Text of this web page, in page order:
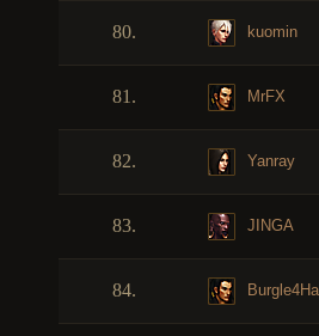
80. kuomin
81. MrFX
82. Yanray
83. JINGA
84.